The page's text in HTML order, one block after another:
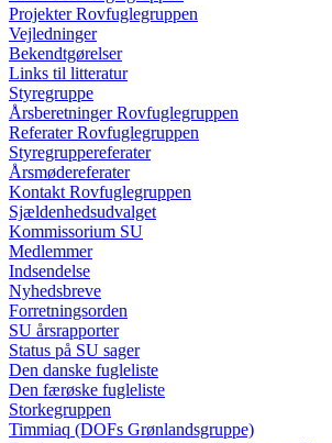
Projekter Rovfuglegruppen
Vejledninger
Bekendtgørelser
Links til litteratur
Styregruppe
Årsberetninger Rovfuglegruppen
Referater Rovfuglegruppen
Styregruppereferater
Årsmødereferater
Kontakt Rovfuglegruppen
Sjældenhedsudvalget
Kommissorium SU
Medlemmer
Indsendelse
Nyhedsbreve
Forretningsorden
SU årsrapporter
Status på SU sager
Den danske fugleliste
Den færøske fugleliste
Storkegruppen
Timmiaq (DOFs Grønlandsgruppe)